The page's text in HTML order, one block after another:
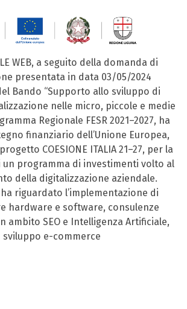
WEB, a seguito della domanda di
presentata in data 03/05/2024
Bando “Supporto allo sviluppo di
nelle micro, piccole e medie
Regionale FESR 2021–2027, ha
finanziario dell’Unione Europea,
COESIONE ITALIA 21–27, per la
un programma di investimenti volto al
della digitalizzazione aziendale.
ha riguardato l’implementazione di
hardware e software, consulenze
ambito SEO e Intelligenza Artificiale,
sviluppo e-commerce